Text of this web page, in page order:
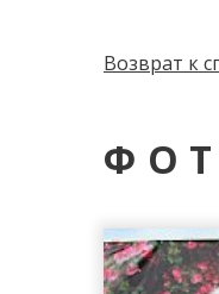
Возврат к